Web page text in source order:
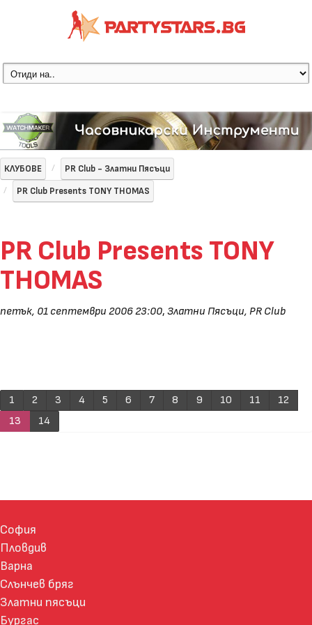
КЛУБОВЕ
PR Club - Златни Пясъци
PR Club Presents TONY THOMAS
PR Club Presents TONY
THOMAS
петък, 01 септември 2006 23:00, Златни Пясъци, PR Club
1 2 3 4 5 6 7 8 9 10 11
12
13
14
София
Пловдив
Варна
Слънчев бряг
Златни пясъци
Бургас